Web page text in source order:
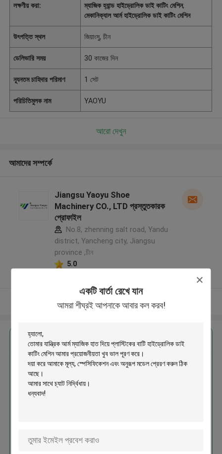
একটি বার্তা রেখে যান
আমরা শীঘ্রই আপনাকে আবার কল করব!
লক্ষণীয় করা:
ম্যাজিক হ্যান্ড হাইড্রোলিক ডাই কাটিং মেশিন,
মেকানিক্যাল আর্ম হাইড্রোলিক ডাই কাটিং মেশিন
উৎপত্তি স্থল জিয়াংসু, চীন
ডেলিভারি সময় 30 কাজের দিন
ন্যূনতম চাহিদার পরিমাণ 1 সেট
পরিচিতিমুলক নাম YAOYU
আরো দেখুন
আমাদের সম্পর্কে
Jiangsu Yaoyu Shoe
Machinery CO., LTD প্রস্তুতকারক
প্রোফাইল
No.8, zhenning salt road, Yandu
district, Yancheng city, Jiangsu
province ,চীন
5.0
আরো দেখুন
এর সেরা মূল্য পান
যান্ত্রিক আর্ম ম্যাজিক হাত দিয়ে প্লাস্টিকের বাটি
হাইড্রোলিক ডাই কাটিং মেশিন
চালিয়ে